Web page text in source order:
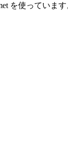
を使っていま